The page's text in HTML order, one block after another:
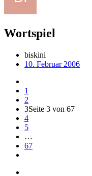
Wortspiel
biskini
10. Februar 2006
1
2
3Seite 3 von 67
4
5
…
67